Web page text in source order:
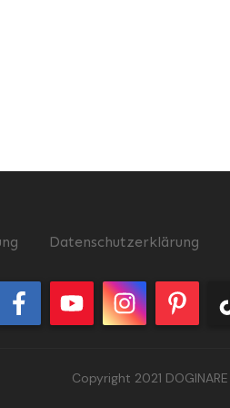
Datenschutzerklärung
Copyright 2021 DOGINARE